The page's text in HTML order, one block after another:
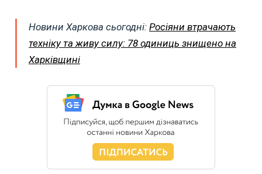
Новини Харкова сьогодні: Росіяни втрачають
техніку та живу силу: 78 одиниць знищено на
Харківщині